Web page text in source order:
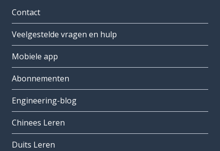
Contact
Veelgestelde vragen en hulp
Mobiele app
Abonnementen
Engineering-blog
Chinees Leren
Duits Leren